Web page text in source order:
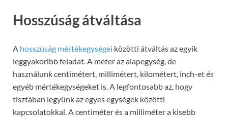
Hosszúság átváltása
A hosszúság mértékegységei közötti átváltás az egyik
leggyakoribb feladat. A méter az alapegység, de
használunk centimétert, millimétert, kilométert, inch-et és
egyéb mértékegységeket is. A legfontosabb az, hogy
tisztában legyünk az egyes egységek közötti
kapcsolatokkal. A centiméter és a milliméter a kisebb